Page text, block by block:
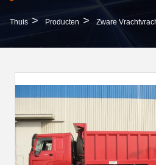
Thuis > Producten > Zware